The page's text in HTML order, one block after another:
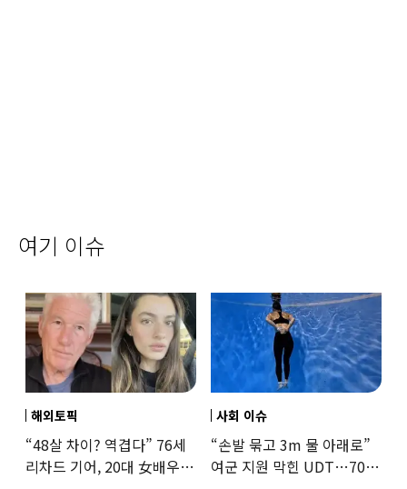
여기 이슈
해외토픽
“48살 차이? 역겹다” 76세
리차드 기어, 20대 女배우와
사회 이슈
“손발 묶고 3m 물 아래로”
여군 지원 막힌 UDT…707